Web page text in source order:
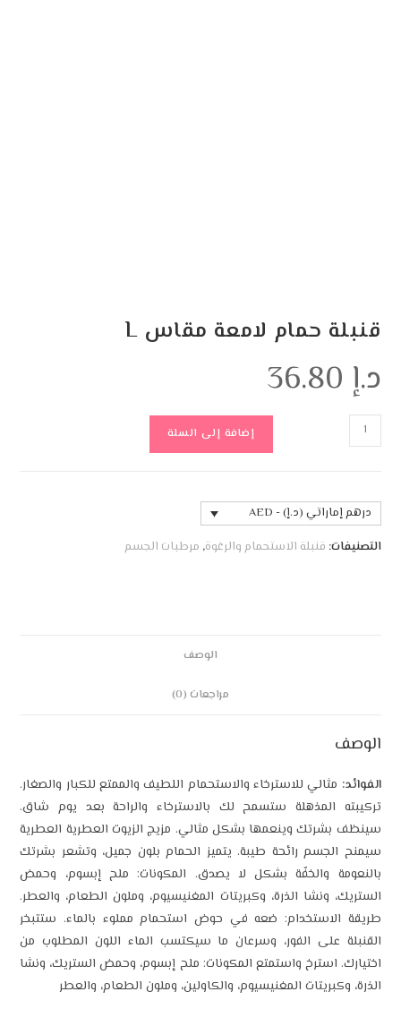
قنبلة حمام لامعة مقاس L
د.إ
إضافة إلى السلة
درهم إماراتي (د.إ) - AED
التصنيفات: قنبلة الاستحمام والرغوة, مرطبات الجسم
الوصف
مراجعات (0)
الوصف
الفوائد: مثالي للاسترخاء والاستحمام اللطيف والممتع للكبار والصغار.
تركيبته المذهلة ستسمح لك بالاسترخاء والراحة بعد يوم شاق.
سينظف بشرتك وينعمها بشكل مثالي. مزيج الزيوت العطرية العطرية
سيمنح الجسم رائحة طيبة. يتميز الحمام بلون جميل، وتشعر بشرتك
بالنعومة والخفّة بشكل لا يصدق. المكونات: ملح إبسوم، وحمض
الستريك، ونشا الذرة، وكبريتات المغنيسيوم، وملون الطعام، والعطر.
طريقة الاستخدام: ضعه في حوض استحمام مملوء بالماء. ستتبخر
القنبلة على الفور، وسرعان ما سيكتسب الماء اللون المطلوب من
اختيارك. استرخ واستمتع المكونات: ملح إبسوم، وحمض الستريك، ونشا
الذرة، وكبريتات المغنيسيوم، والكاولين، وملون الطعام، والعطر